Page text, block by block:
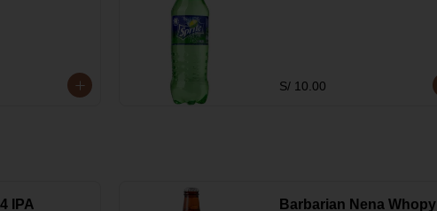
S/ 10.00
IPA Barbarian Nena Whopy